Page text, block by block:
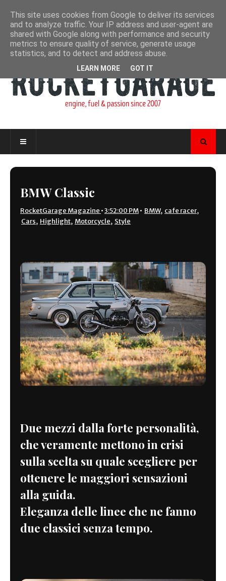
BMW Classic
RocketGarage Magazine •3:52:00 PM• BMW, cafe racer,
Cars, Highlight, Motorcycle, Style
Due mezzi dalla forte personalità,
che veramente mettono in crisi
sulla scelta su quale scegliere per
ottenere le maggiori sensazioni
alla guida.
Eleganza delle linee che ne fanno
due classici senza tempo.
This site uses cookies from Google to deliver its services
and to analyze traffic. Your IP address and user-agent are
shared with Google along with performance and security
metrics to ensure quality of service, generate usage
statistics, and to detect and address abuse.
LEARN MORE GOT IT